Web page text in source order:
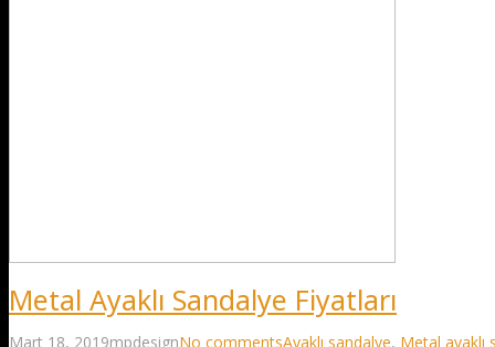
Metal Ayaklı Sandalye Fiyatları
Mart 18, 2019mpdesignNo commentsAyaklı sandalye, Metal ayaklı